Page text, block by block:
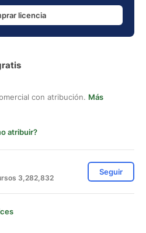
licencia
con atribución. Más
atribuir?
3,282,832
Seguir